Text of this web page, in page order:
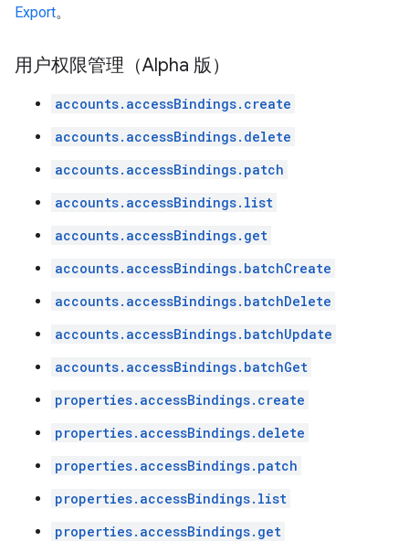
Export。
用户权限管理（Alpha 版）
accounts.accessBindings.create
accounts.accessBindings.delete
accounts.accessBindings.patch
accounts.accessBindings.list
accounts.accessBindings.get
accounts.accessBindings.batchCreate
accounts.accessBindings.batchDelete
accounts.accessBindings.batchUpdate
accounts.accessBindings.batchGet
properties.accessBindings.create
properties.accessBindings.delete
properties.accessBindings.patch
properties.accessBindings.list
properties.accessBindings.get